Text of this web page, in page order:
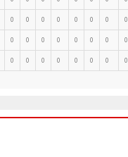
0 0 0 0 0 0 0 0
0 0 0 0 0 0 0 0
0 0 0 0 0 0 0 0